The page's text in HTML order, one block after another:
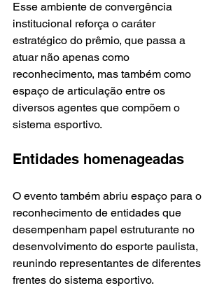
Esse ambiente de convergência
institucional reforça o caráter
estratégico do prêmio, que passa a
atuar não apenas como
reconhecimento, mas também como
espaço de articulação entre os
diversos agentes que compõem o
sistema esportivo.
Entidades homenageadas
O evento também abriu espaço para o
reconhecimento de entidades que
desempenham papel estruturante no
desenvolvimento do esporte paulista,
reunindo representantes de diferentes
frentes do sistema esportivo.